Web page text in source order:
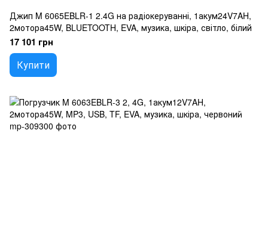
Джип M 6065EBLR-1 2.4G на радіокеруванні, 1акум24V7AH,
2мотора45W, BLUETOOTH, EVA, музика, шкіра, світло, білий
17 101 грн
Купити